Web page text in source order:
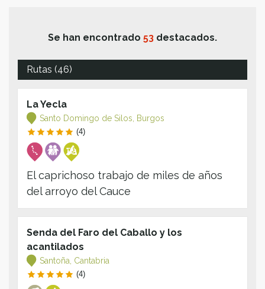
Se han encontrado 53 destacados.
Rutas (46)
La Yecla
Santo Domingo de Silos, Burgos
(4)
El caprichoso trabajo de miles de años
del arroyo del Cauce
Senda del Faro del Caballo y los
acantilados
Santoña, Cantabria
(4)